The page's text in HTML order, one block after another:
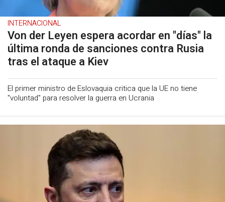
INTERNACIONAL
Von der Leyen espera acordar en "días" la
última ronda de sanciones contra Rusia
tras el ataque a Kiev
El primer ministro de Eslovaquia critica que la UE no tiene
"voluntad" para resolver la guerra en Ucrania